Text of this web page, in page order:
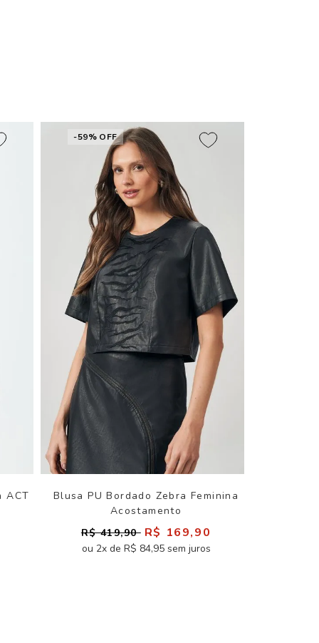
ACT
-59% OFF
Blusa PU Bordado Zebra Feminina
Acostamento
R$ 419,90 R$ 169,90
ou 2x de R$ 84,95 sem juros